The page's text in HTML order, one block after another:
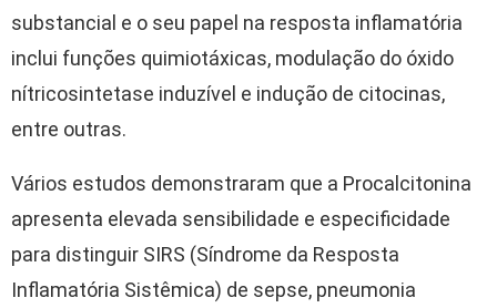
substancial e o seu papel na resposta inflamatória
inclui funções quimiotáxicas, modulação do óxido
nítricosintetase induzível e indução de citocinas,
entre outras.
Vários estudos demonstraram que a Procalcitonina
apresenta elevada sensibilidade e especificidade
para distinguir SIRS (Síndrome da Resposta
Inflamatória Sistêmica) de sepse, pneumonia